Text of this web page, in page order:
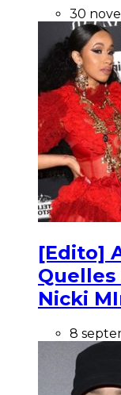
30
[Edito]
Nicki
8